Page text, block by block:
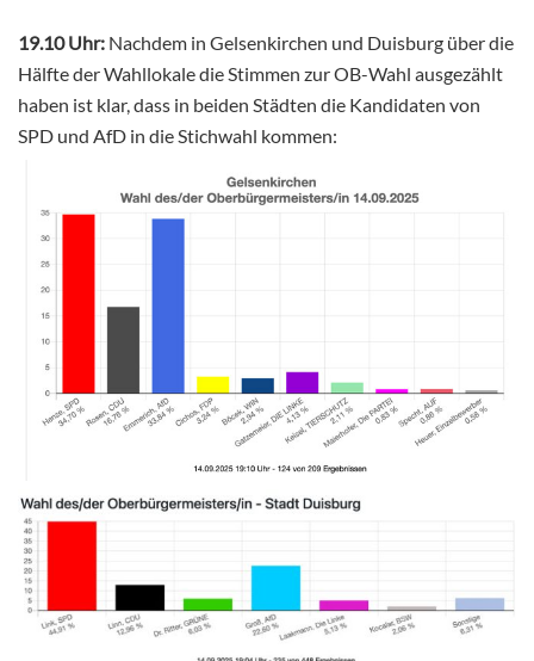
19.10 Uhr: Nachdem in Gelsenkirchen und Duisburg über die
Hälfte der Wahllokale die Stimmen zur OB-Wahl ausgezählt
haben ist klar, dass in beiden Städten die Kandidaten von
SPD und AfD in die Stichwahl kommen: